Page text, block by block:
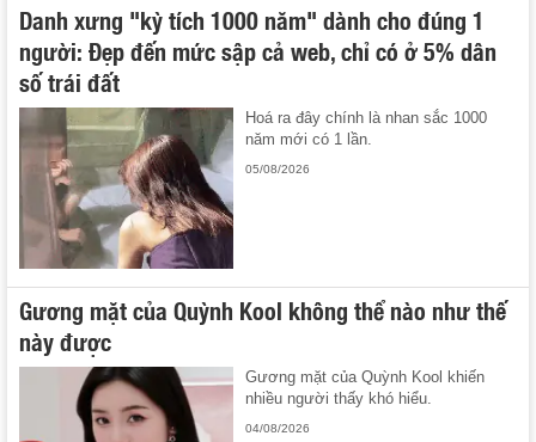
Danh xưng "kỳ tích 1000 năm" dành cho đúng 1
người: Đẹp đến mức sập cả web, chỉ có ở 5% dân
số trái đất
Hoá ra đây chính là nhan sắc 1000
năm mới có 1 lần.
05/08/2026
Gương mặt của Quỳnh Kool không thể nào như thế
này được
Gương mặt của Quỳnh Kool khiến
nhiều người thấy khó hiểu.
04/08/2026